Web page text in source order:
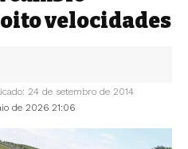
velocidades
de 2026 21:06
24 de setembro de 2014